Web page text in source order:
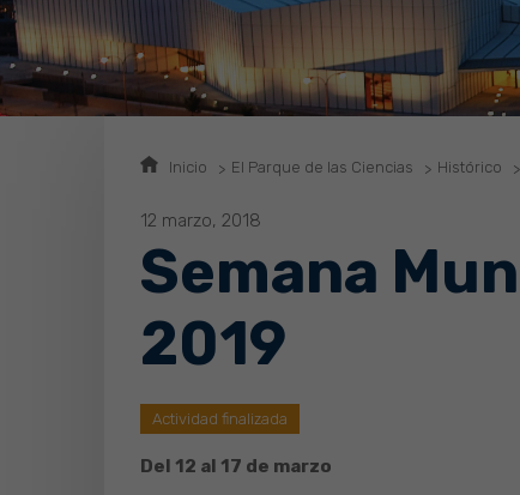
Inicio El Parque de las Ciencias Histórico
12 marzo, 2018
Semana
2019
Actividad finalizada
Del 12 al 17 de marzo